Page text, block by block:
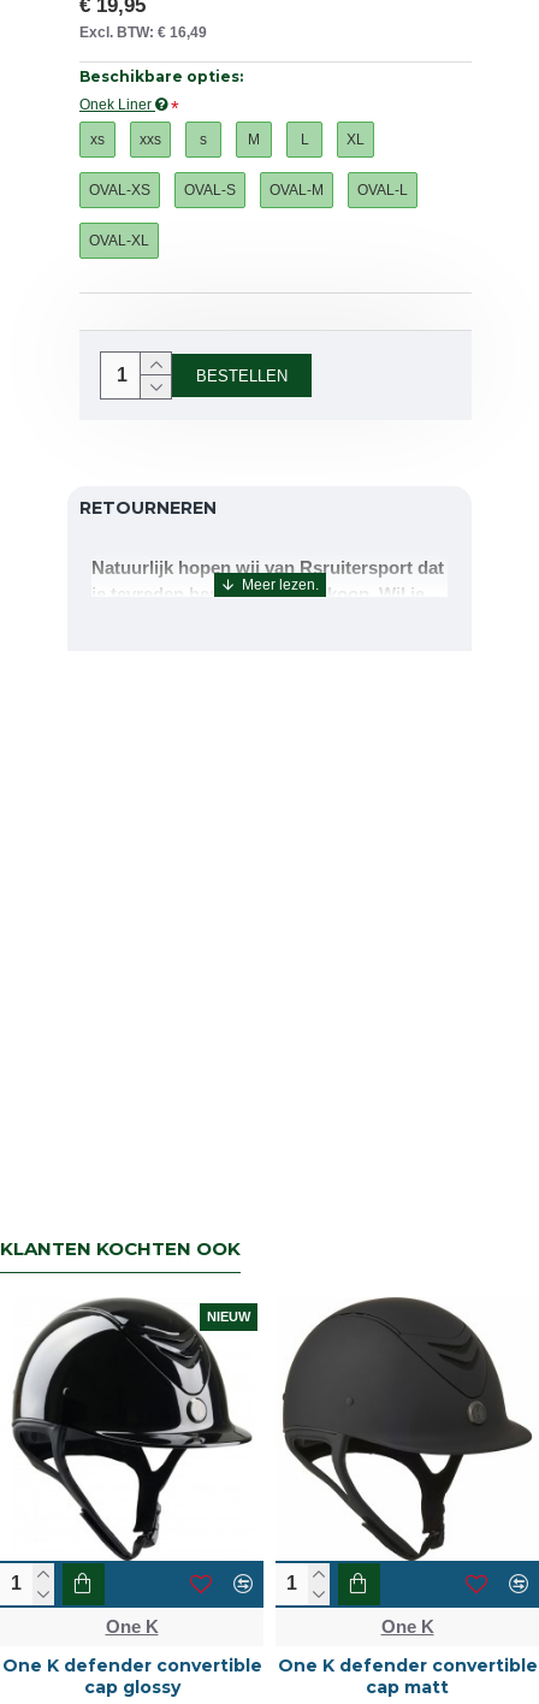
€ 19,95
Excl. BTW: € 16,49
Beschikbare opties:
Onek Liner
xs xxs s M L XL
OVAL-XS OVAL-S OVAL-M OVAL-L
OVAL-XL
BESTELLEN
RETOURNEREN
Natuurlijk hopen wij van Rsruitersport dat
je tevreden bent met uw aankoop. Wil je
KLANTEN KOCHTEN OOK
NIEUW
One K
One K defender convertible
cap glossy
One K
One K defender convertible
cap matt